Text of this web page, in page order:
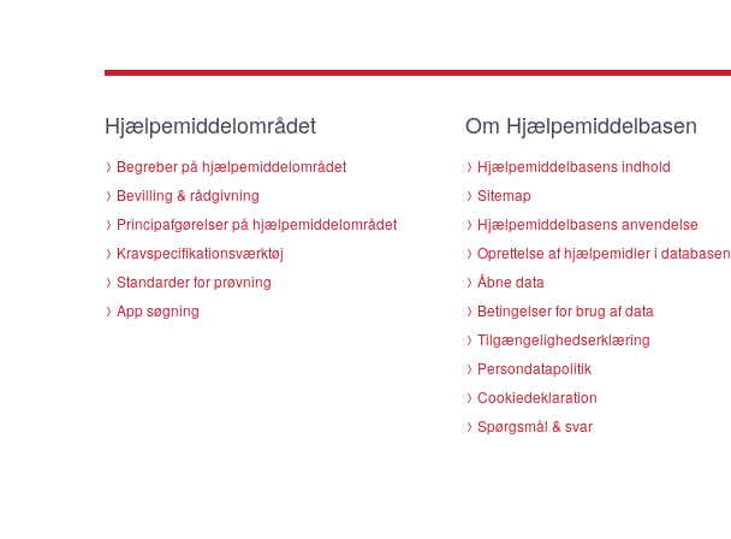
Hjælpemiddelområdet
Begreber på hjælpemiddelområdet
Bevilling & rådgivning
Principafgørelser på hjælpemiddelområdet
Kravspecifikationsværktøj
Standarder for prøvning
App søgning
Om Hjælpemiddelbasen
Hjælpemiddelbasens indhold
Sitemap
Hjælpemiddelbasens anvendelse
Oprettelse af hjælpemidler i databasen
Åbne data
Betingelser for brug af data
Tilgængelighedserklæring
Persondatapolitik
Cookiedeklaration
Spørgsmål & svar